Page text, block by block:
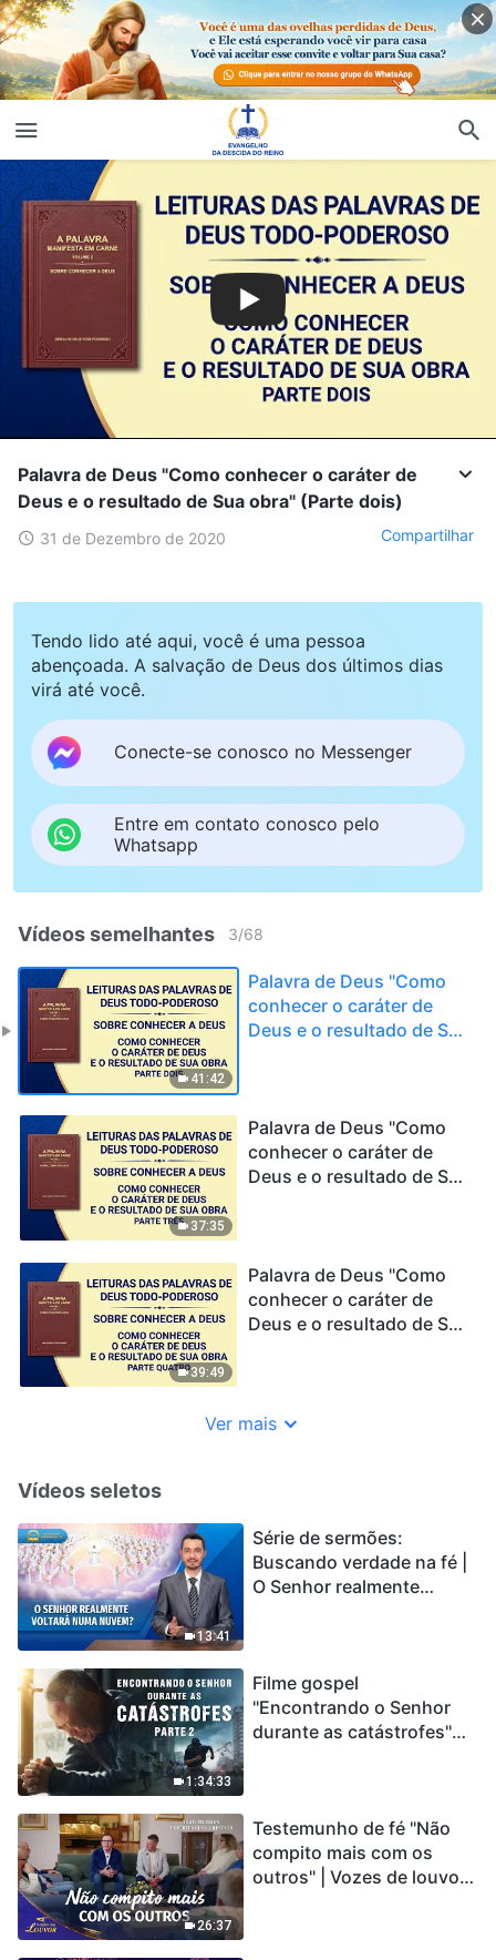
Palavra de Deus "Como conhecer o caráter de
Deus e o resultado de Sua obra" (Parte dois)
31 de Dezembro de 2020 Compartilhar
Tendo lido até aqui, você é uma pessoa
abençoada. A salvação de Deus dos últimos dias
virá até você.
Conecte-se conosco no Messenger
Entre em contato conosco pelo
Whatsapp
Vídeos semelhantes 3/68
41:42
Palavra de Deus "Como
conhecer o caráter de
Deus e o resultado de Sua
37:35
Palavra de Deus "Como
conhecer o caráter de
Deus e o resultado de Sua
39:49
Palavra de Deus "Como
conhecer o caráter de
Deus e o resultado de Sua
Ver mais
Vídeos seletos
13:41
Série de sermões:
Buscando verdade na fé |
O Senhor realmente
1:34:33
Filme gospel
"Encontrando o Senhor
durante as catástrofes"
catástrofes ccontecem, a
humanidade está
entrando em contagem
26:37
Testemunho de fé "Não
compito mais com os
outros" | Vozes de louvor